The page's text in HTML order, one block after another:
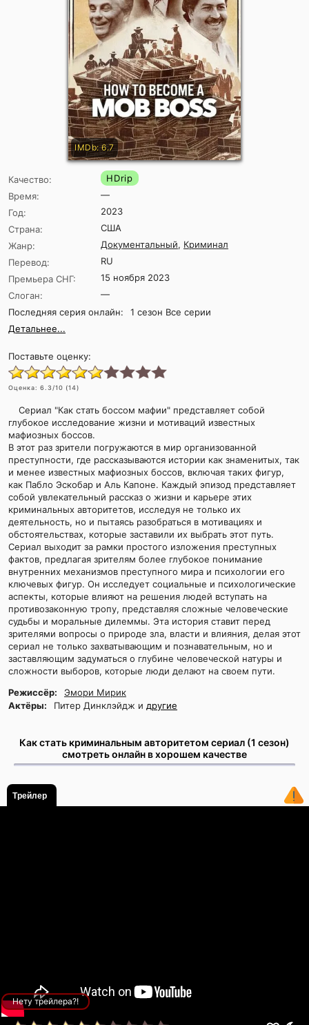
IMDb: 6.7
Качество:
HDrip
Время:
—
Год:
2023
Страна:
США
Жанр:
Документальный, Криминал
Перевод:
RU
Премьера СНГ:
15 ноября 2023
Слоган:
—
Последняя серия онлайн:
1 сезон Все серии
Детальнее...
Поставьте оценку:
Оценка: 6.3/10 (14)
Сериал "Как стать боссом мафии" представляет собой
глубокое исследование жизни и мотиваций известных
мафиозных боссов.
В этот раз зрители погружаются в мир организованной
преступности, где рассказываются истории как знаменитых, так
и менее известных мафиозных боссов, включая таких фигур,
как Пабло Эскобар и Аль Капоне. Каждый эпизод представляет
собой увлекательный рассказ о жизни и карьере этих
криминальных авторитетов, исследуя не только их
деятельность, но и пытаясь разобраться в мотивациях и
обстоятельствах, которые заставили их выбрать этот путь.
Сериал выходит за рамки простого изложения преступных
фактов, предлагая зрителям более глубокое понимание
внутренних механизмов преступного мира и психологии его
ключевых фигур. Он исследует социальные и психологические
аспекты, которые влияют на решения людей вступать на
противозаконную тропу, представляя сложные человеческие
судьбы и моральные дилеммы. Эта история ставит перед
зрителями вопросы о природе зла, власти и влияния, делая этот
сериал не только захватывающим и познавательным, но и
заставляющим задуматься о глубине человеческой натуры и
сложности выборов, которые люди делают на своем пути.
Режиссёр:
Эмори Мирик
Актёры:
Питер Динклэйдж и другие
Как стать криминальным авторитетом сериал (1 сезон)
смотреть онлайн в хорошем качестве
Трейлер
Нету трейлера?!